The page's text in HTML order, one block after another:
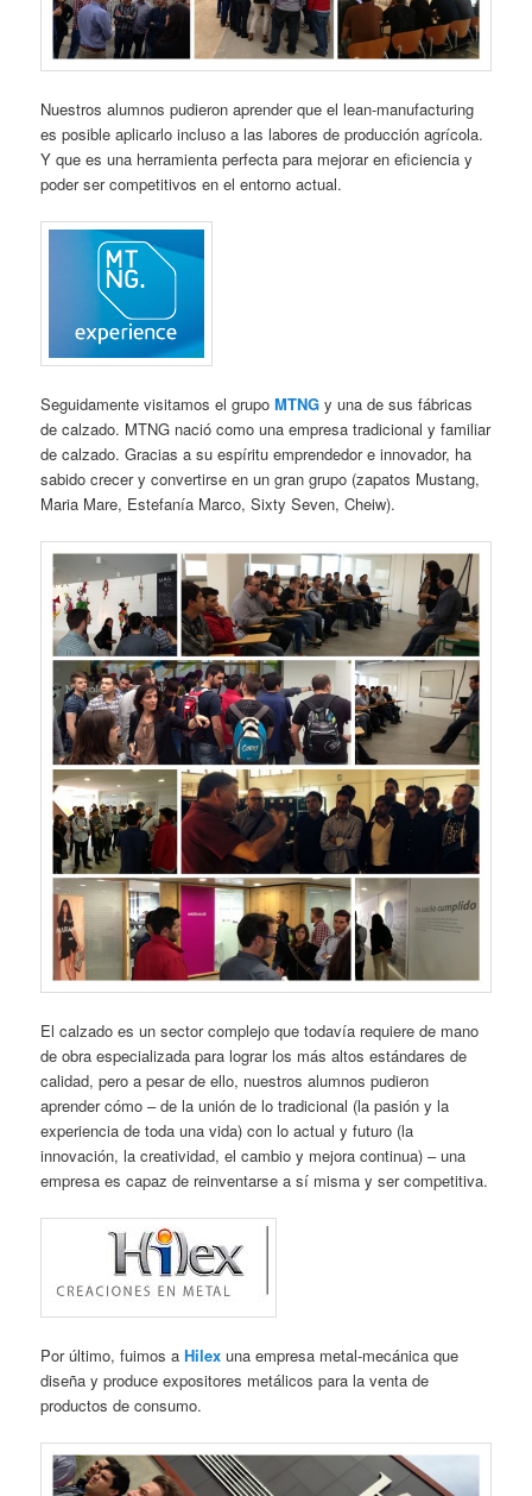
Nuestros alumnos pudieron aprender que el lean-manufacturing
es posible aplicarlo incluso a las labores de producción agrícola.
Y que es una herramienta perfecta para mejorar en eficiencia y
poder ser competitivos en el entorno actual.
Seguidamente visitamos el grupoMTNG y una de sus fábricas
de calzado. MTNG nació como una empresa tradicional y familiar
de calzado. Gracias a su espíritu emprendedor e innovador, ha
sabido crecer y convertirse en un gran grupo (zapatos Mustang,
Maria Mare, Estefanía Marco, Sixty Seven, Cheiw).
El calzado es un sector complejo que todavía requiere de mano
de obra especializada para lograr los más altos estándares de
calidad, pero a pesar de ello, nuestros alumnos pudieron
aprender cómo – de la unión de lo tradicional (la pasión y la
experiencia de toda una vida) con lo actual y futuro (la
innovación, la creatividad, el cambio y mejora continua) – una
empresa es capaz de reinventarse a sí misma y ser competitiva.
Por último, fuimos aHilex una empresa metal-mecánica que
diseña y produce expositores metálicos para la venta de
productos de consumo.